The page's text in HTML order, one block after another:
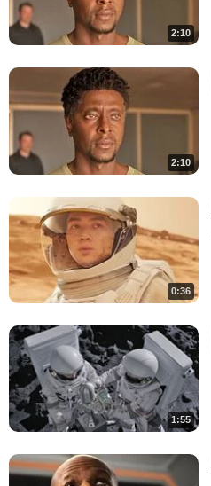
2:10
2:10
0:36
1:55